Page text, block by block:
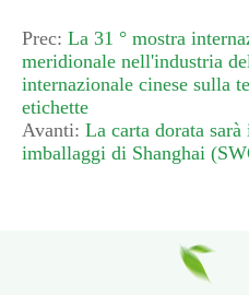
Prec: La 31 ° mostra
meridionale nell'industria
internazionale cinese sulla
etichette
Avanti: La carta dorata
imballaggi di Shanghai